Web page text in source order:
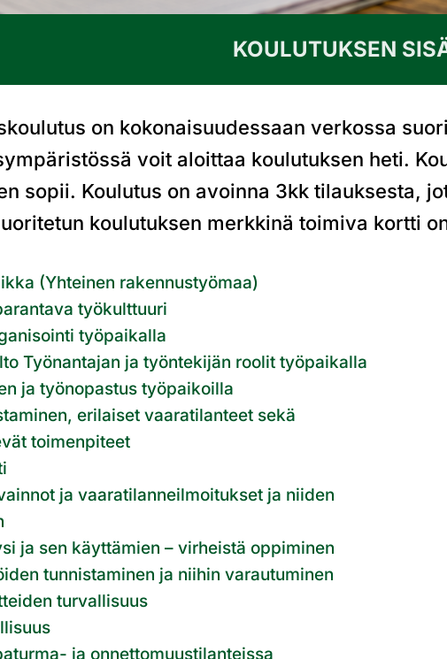
KOULUTUKSEN
on kokonaisuudessaan verkossa
voit aloittaa koulutuksen heti.
sopii. Koulutus on avoinna 3kk tilauksesta,
koulutuksen merkkinä toimiva kortti
(Yhteinen rakennustyömaa)
työkulttuuri
työpaikalla
Työnantajan ja työntekijän roolit työpaikalla
ja työnopastus työpaikoilla
erilaiset vaaratilanteet sekä
toimenpiteet
ja vaaratilanneilmoitukset ja niiden
ja sen käyttämien – virheistä oppiminen
tunnistaminen ja niihin varautuminen
turvallisuus
ja onnettomuustilanteissa